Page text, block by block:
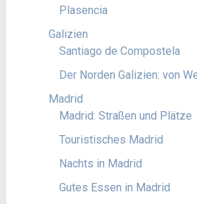
Plasencia
Galizien
Santiago de Compostela
Der Norden Galizien: von
Madrid
Madrid: Straßen und Plätze
Touristisches Madrid
Nachts in Madrid
Gutes Essen in Madrid